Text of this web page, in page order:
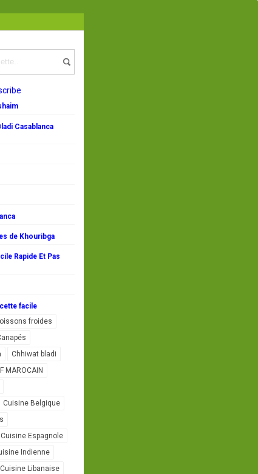
aux carottes et riz
Casablanca
de Khouribga
Rapide Et Pas
facile
froides
Chhiwat bladi
MAROCAIN
Cuisine Belgique
Cuisine Espagnole
Indienne
Cuisine Libanaise